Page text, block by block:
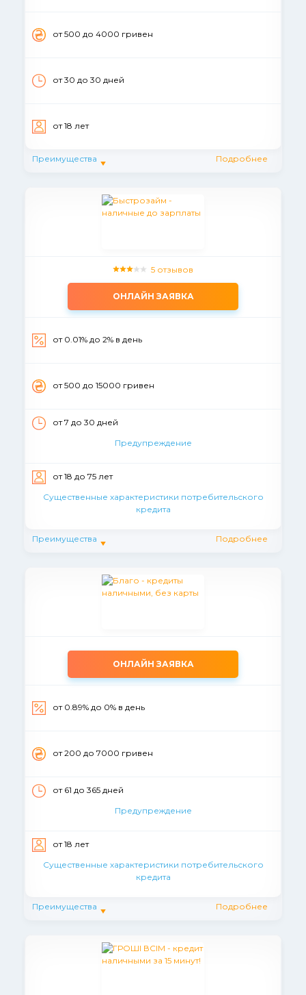
от 500 до 4000 гривен
от 30 до 30 дней
от 18 лет
Преимущества Подробнее
5 отзывов
ОНЛАЙН ЗАЯВКА
от 0.01% до 2% в день
от 500 до 15000 гривен
от 7 до 30 дней
Предупреждение
от 18 до 75 лет
Существенные характеристики потребительского
кредита
Преимущества Подробнее
ОНЛАЙН ЗАЯВКА
от 0.89% до 0% в день
от 200 до 7000 гривен
от 61 до 365 дней
Предупреждение
от 18 лет
Существенные характеристики потребительского
кредита
Преимущества Подробнее